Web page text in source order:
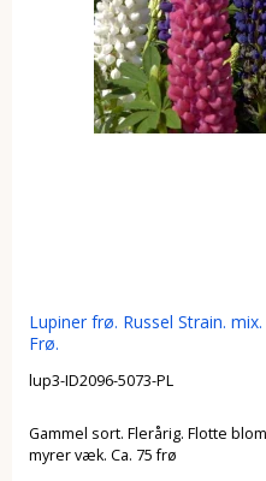
Lupiner frø. Russel Strain.
Frø.
lup3-ID2096-5073-PL
Gammel sort. Flerårig. Flotte
myrer væk. Ca. 75 frø